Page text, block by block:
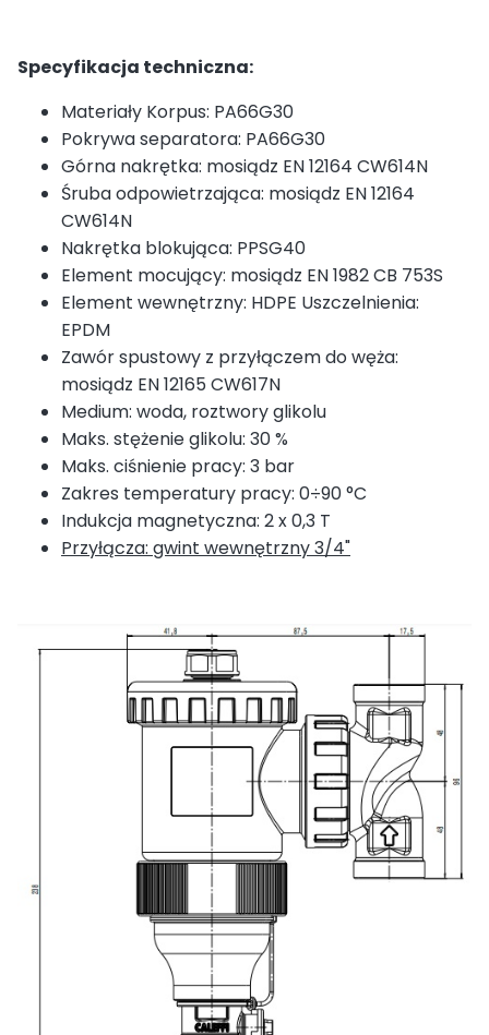
Specyfikacja techniczna:
Materiały Korpus: PA66G30
Pokrywa separatora: PA66G30
Górna nakrętka: mosiądz EN 12164 CW614N
Śruba odpowietrzająca: mosiądz EN 12164
CW614N
Nakrętka blokująca: PPSG40
Element mocujący: mosiądz EN 1982 CB 753S
Element wewnętrzny: HDPE Uszczelnienia:
EPDM
Zawór spustowy z przyłączem do węża:
mosiądz EN 12165 CW617N
Medium: woda, roztwory glikolu
Maks. stężenie glikolu: 30 %
Maks. ciśnienie pracy: 3 bar
Zakres temperatury pracy: 0÷90 °C
Indukcja magnetyczna: 2 x 0,3 T
Przyłącza: gwint wewnętrzny 3/4"